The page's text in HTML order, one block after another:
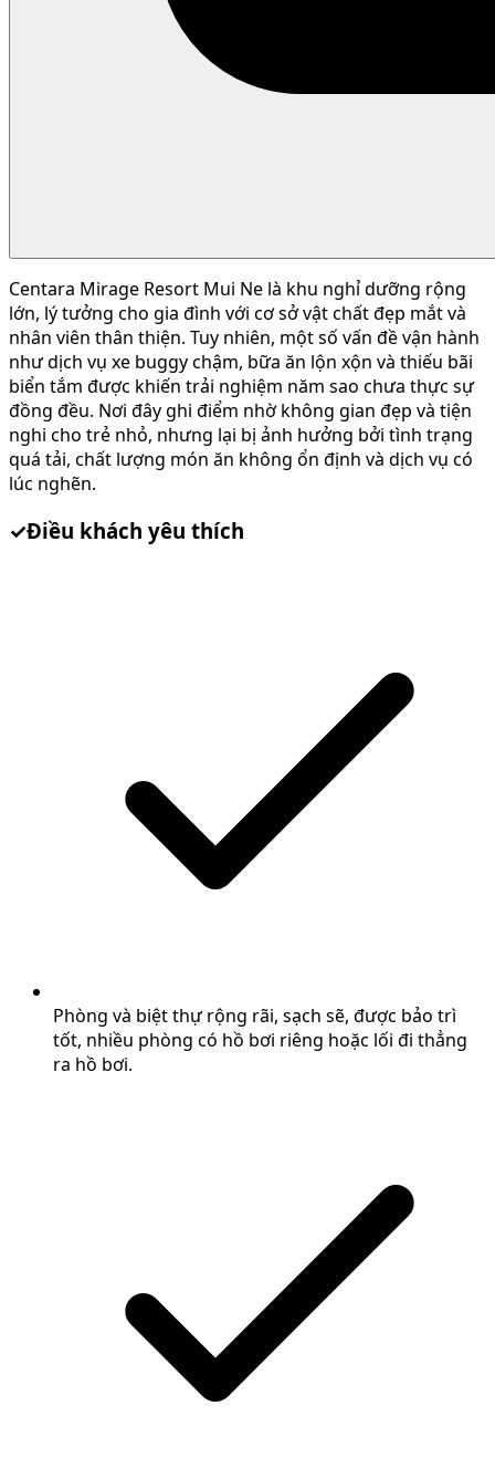
Centara Mirage Resort Mui Ne là khu nghỉ dưỡng rộng
lớn, lý tưởng cho gia đình với cơ sở vật chất đẹp mắt và
nhân viên thân thiện. Tuy nhiên, một số vấn đề vận hành
như dịch vụ xe buggy chậm, bữa ăn lộn xộn và thiếu bãi
biển tắm được khiến trải nghiệm năm sao chưa thực sự
đồng đều. Nơi đây ghi điểm nhờ không gian đẹp và tiện
nghi cho trẻ nhỏ, nhưng lại bị ảnh hưởng bởi tình trạng
quá tải, chất lượng món ăn không ổn định và dịch vụ có
lúc nghẽn.
✓Điều khách yêu thích
Phòng và biệt thự rộng rãi, sạch sẽ, được bảo trì
tốt, nhiều phòng có hồ bơi riêng hoặc lối đi thẳng
ra hồ bơi.